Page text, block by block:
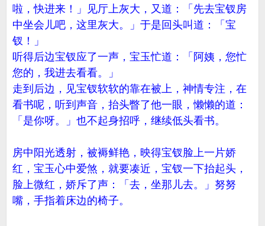
啦，快进来！」见厅上灰大，又道：「先去宝钗房
中坐会儿吧，这里灰大。」于是回头叫道：「宝
钗！」
听得后边宝钗应了一声，宝玉忙道：「阿姨，您忙
您的，我进去看看。」
走到后边，见宝钗软软的靠在被上，神情专注，在
看书呢，听到声音，抬头瞥了他一眼，懒懒的道：
「是你呀。」也不起身招呼，继续低头看书。
房中阳光透射，被褥鲜艳，映得宝钗脸上一片娇
红，宝玉心中爱煞，就要凑近，宝钗一下抬起头，
脸上微红，娇斥了声：「去，坐那儿去。」努努
嘴，手指着床边的椅子。